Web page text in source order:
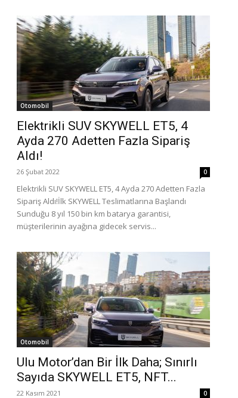
Otomobil
Elektrikli SUV SKYWELL ET5, 4
Ayda 270 Adetten Fazla Sipariş
Aldı!
26 Şubat 2022 0
Elektrikli SUV SKYWELL ET5, 4 Ayda 270 Adetten Fazla
Sipariş Aldı!İlk SKYWELL Teslimatlarına Başlandı
Sunduğu 8 yıl 150 bin km batarya garantisi,
müşterilerinin ayağına gidecek servis...
Otomobil
Ulu Motor’dan Bir İlk Daha; Sınırlı
Sayıda SKYWELL ET5, NFT...
22 Kasım 2021 0